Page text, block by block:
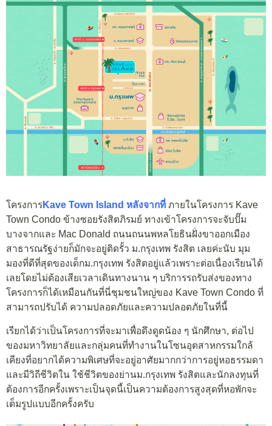
โครงการKave Town Island หลังจากที่ ภายในโครงการ Kave
Town Condo ข้างซอยรังสิตภิรมย์ ทางเข้าโครงการจะจับปั๊ม
บางจากและ Mac Donald ถนนถนนพหลโยธินฝั่งขาออกเมือง
สาธารณรัฐง่ายก็มักจะอยู่ติดรั้ว ม.กรุงเทพ รังสิต เลยค่ะนับ มุม
มองที่ดีที่สุดของเด็กม.กรุงเทพ รังสิตอยู่แล้วเพราะต่อเนื่องเรียนได้
เลยโดยไม่ต้องเสียเวลาเดินทางนาน ๆ บริการรถรับส่งของทาง
โครงการก็ได้เหมือนกันที่นี่ชุมชนใหญ่ของ Kave Town Condo ที่
สามารถปรับได้ ความปลอดภัยและความปลอดภัยในที่นี้
เรียกได้ว่าเป็นโครงการที่จะมาเพื่อดึงดูดน้อง ๆ นักศึกษา, ต่อไป
ของมหาวิทยาลัยและกลุ่มคนที่ทำงานในโซนอุตสาหกรรมใกล้
เคียงที่อยากได้ความพิเศษที่จะอยู่อาศัยมากกว่าการอยู่หอธรรมดา
และมีวิถีชีวิตใน ใช้ชีวิตของย่านม.กรุงเทพ รังสิตและนักลงทุนที่
ต้องการอีกครั้งเพราะเป็นจุดนี้เป็นความต้องการสูงสุดที่หอพักจะ
เต็มรูปแบบอีกครั้งครับ